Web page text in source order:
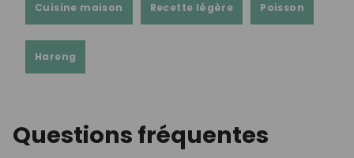
Cuisine maison Recette légère Poisson
Hareng
Questions fréquentes